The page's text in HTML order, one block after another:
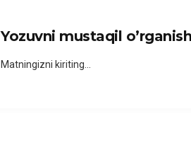
Yozuvni mustaqil o’rganish
Matningizni kiriting…